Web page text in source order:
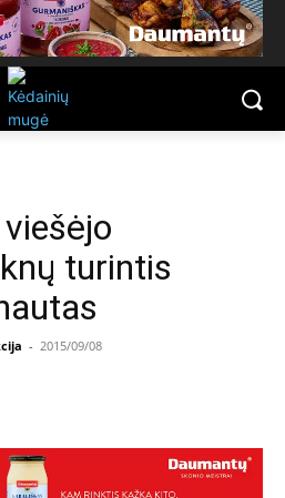
turintis
- 2015/09/08